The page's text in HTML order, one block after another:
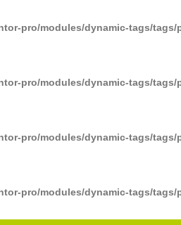
pro/modules/dynamic-tags/
pro/modules/dynamic-tags/
pro/modules/dynamic-tags/
pro/modules/dynamic-tags/